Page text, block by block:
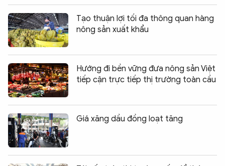
Tạo thuận lợi tối đa thông quan hàng
nông sản xuất khẩu
Hướng đi bền vững đưa nông sản Việt
tiếp cận trực tiếp thị trường toàn cầu
Giá xăng dầu đồng loạt tăng